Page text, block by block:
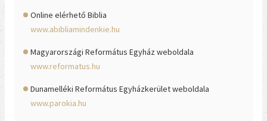
Online elérhető Biblia
www.abibliamindenkie.hu
Magyarországi Református Egyház weboldala
www.reformatus.hu
Dunamelléki Református Egyházkerület weboldala
www.parokia.hu